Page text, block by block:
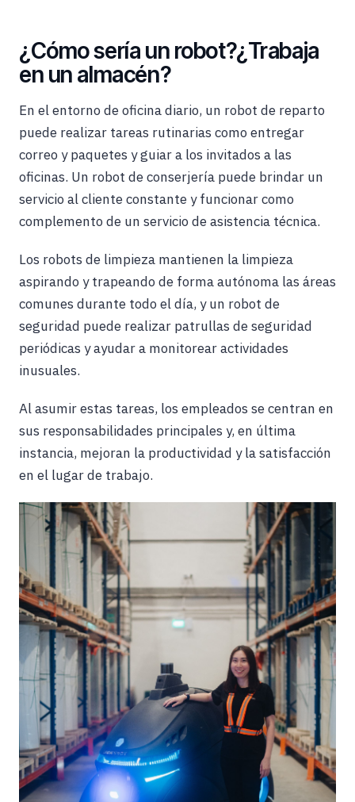
¿Cómo sería un robot?¿Trabaja
en un almacén?
En el entorno de oficina diario, un robot de reparto
puede realizar tareas rutinarias como entregar
correo y paquetes y guiar a los invitados a las
oficinas. Un robot de conserjería puede brindar un
servicio al cliente constante y funcionar como
complemento de un servicio de asistencia técnica.
Los robots de limpieza mantienen la limpieza
aspirando y trapeando de forma autónoma las áreas
comunes durante todo el día, y un robot de
seguridad puede realizar patrullas de seguridad
periódicas y ayudar a monitorear actividades
inusuales.
Al asumir estas tareas, los empleados se centran en
sus responsabilidades principales y, en última
instancia, mejoran la productividad y la satisfacción
en el lugar de trabajo.